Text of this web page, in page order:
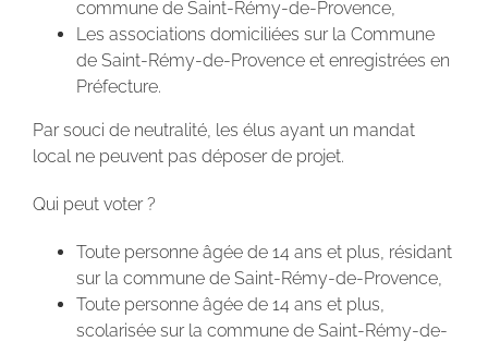
commune de Saint-Rémy-de-Provence,
Les associations domiciliées sur la Commune
de Saint-Rémy-de-Provence et enregistrées en
Préfecture.
Par souci de neutralité, les élus ayant un mandat
local ne peuvent pas déposer de projet.
Qui peut voter ?
Toute personne âgée de 14 ans et plus, résidant
sur la commune de Saint-Rémy-de-Provence,
Toute personne âgée de 14 ans et plus,
scolarisée sur la commune de Saint-Rémy-de-